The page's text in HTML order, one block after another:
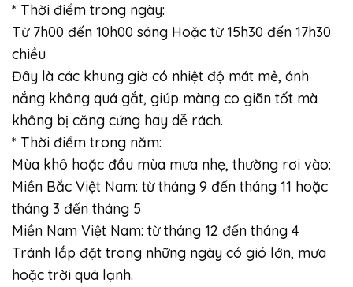
* Thời điểm trong ngày:
Từ 7h00 đến 10h00 sáng Hoặc từ 15h30 đến 17h30
chiều
Đây là các khung giờ có nhiệt độ mát mẻ, ánh
nắng không quá gắt, giúp màng co giãn tốt mà
không bị căng cứng hay dễ rách.
* Thời điểm trong năm:
Mùa khô hoặc đầu mùa mưa nhẹ, thường rơi vào:
Miền Bắc Việt Nam: từ tháng 9 đến tháng 11 hoặc
tháng 3 đến tháng 5
Miền Nam Việt Nam: từ tháng 12 đến tháng 4
Tránh lắp đặt trong những ngày có gió lớn, mưa
hoặc trời quá lạnh.